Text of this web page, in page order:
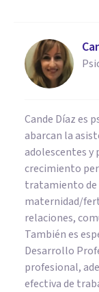
Cande Díaz es
abarcan la
adolescentes y
crecimiento
tratamiento de
maternidad/
relaciones,
También es
Desarrollo
profesional,
efectiva de